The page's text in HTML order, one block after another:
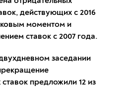
действующих с 2016
моментом и
ставок с 2007 года.
заседании
предложили 12 из